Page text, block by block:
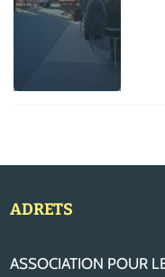
ADRETS
ASSOCIATION POUR